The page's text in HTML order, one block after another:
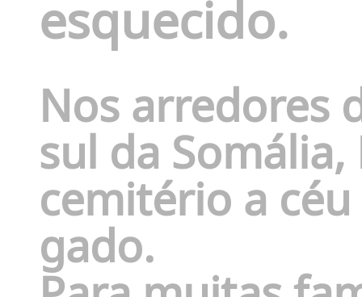
esquecido.
Nos arredores
sul da
cemitério a
gado.